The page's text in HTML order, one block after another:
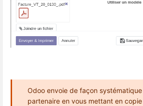
Odoo envoie de façon systématique
partenaire en vous mettant en copie